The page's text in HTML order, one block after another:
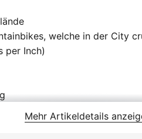
welche in der City
per Inch)
Mehr Artikeldetails